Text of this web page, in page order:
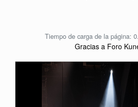
Tiempo de carga de la página:
Gracias a Foro